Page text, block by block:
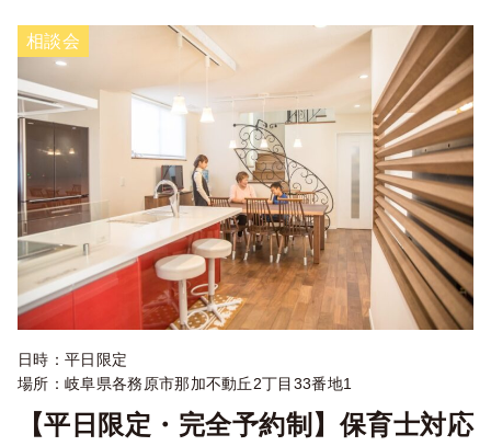
相談会
日時：平日限定
場所：岐阜県各務原市那加不動丘2丁目33番地1
【平日限定・完全予約制】保育士対応